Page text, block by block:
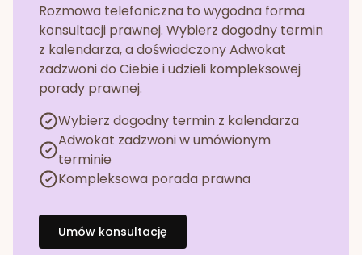
Rozmowa telefoniczna to wygodna forma
konsultacji prawnej. Wybierz dogodny termin
z kalendarza, a doświadczony Adwokat
zadzwoni do Ciebie i udzieli kompleksowej
porady prawnej.
Wybierz dogodny termin z kalendarza
Adwokat zadzwoni w umówionym
terminie
Kompleksowa porada prawna
Umów konsultację